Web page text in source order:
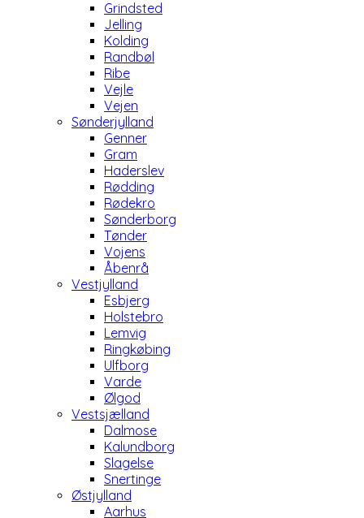
Grindsted
Jelling
Kolding
Randbøl
Ribe
Vejle
Vejen
Sønderjylland
Genner
Gram
Haderslev
Rødding
Rødekro
Sønderborg
Tønder
Vojens
Åbenrå
Vestjylland
Esbjerg
Holstebro
Lemvig
Ringkøbing
Ulfborg
Varde
Ølgod
Vestsjælland
Dalmose
Kalundborg
Slagelse
Snertinge
Østjylland
Aarhus